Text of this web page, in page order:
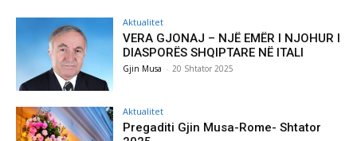
Aktualitet
VERA GJONAJ – NJË EMËR I NJOHUR I
DIASPORËS SHQIPTARE NË ITALI
Gjin Musa - 20 Shtator 2025
Aktualitet
Pregaditi Gjin Musa-Rome- Shtator